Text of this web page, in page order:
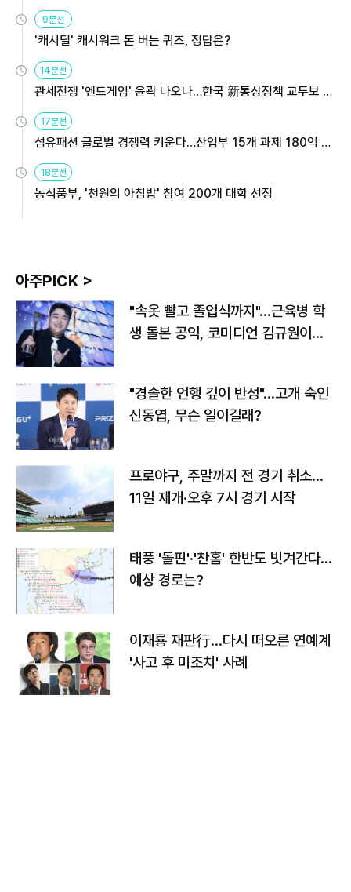
9분전
'캐시딜' 캐시워크 돈 버는 퀴즈, 정답은?
14분전
관세전쟁 '엔드게임' 윤곽 나오나…한국 新통상정책 교두보 활
용해야
17분전
섬유패션 글로벌 경쟁력 키운다…산업부 15개 과제 180억 지
원
18분전
농식품부, '천원의 아침밥' 참여 200개 대학 선정
아주PICK >
"속옷 빨고 졸업식까지"…근육병 학
생 돌본 공익, 코미디언 김규원이었
"경솔한 언행 깊이 반성"…고개 숙인
신동엽, 무슨 일이길래?
프로야구, 주말까지 전 경기 취소…
11일 재개·오후 7시 경기 시작
태풍 '돌핀'·'찬홈' 한반도 빗겨간다…
예상 경로는?
이재룡 재판行…다시 떠오른 연예계
'사고 후 미조치' 사례